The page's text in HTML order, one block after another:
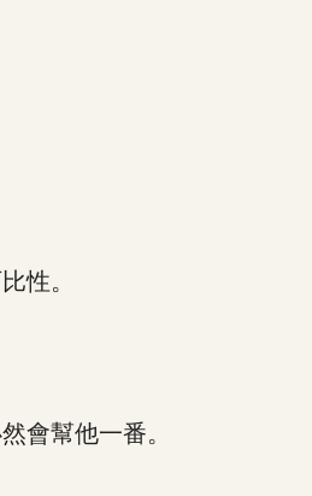
性。
會幫他一番。